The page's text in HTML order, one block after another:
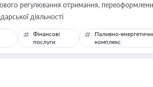
регулювання отримання,
діяльності
Фінансові
послуги
Паливно-
комплекс